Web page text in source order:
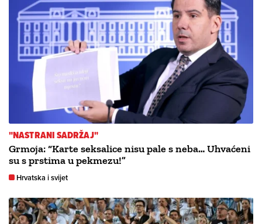
"NASTRANI SADRŽAJ"
Grmoja: “Karte seksalice nisu pale s neba… Uhvaćeni
su s prstima u pekmezu!”
Hrvatska i svijet